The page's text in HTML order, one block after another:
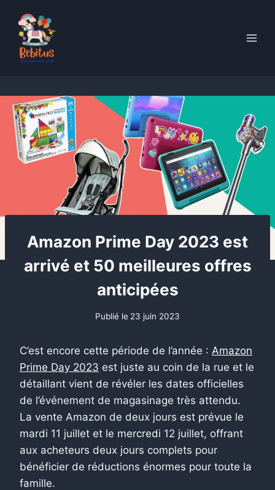
content
Amazon Prime Day 2023 est
arrivé et 50 meilleures offres
anticipées
Publié le 23 juin 2023
C’est encore cette période de l’année : Amazon
Prime Day 2023 est juste au coin de la rue et le
détaillant vient de révéler les dates officielles
de l’événement de magasinage très attendu.
La vente Amazon de deux jours est prévue le
mardi 11 juillet et le mercredi 12 juillet, offrant
aux acheteurs deux jours complets pour
bénéficier de réductions énormes pour toute la
famille.